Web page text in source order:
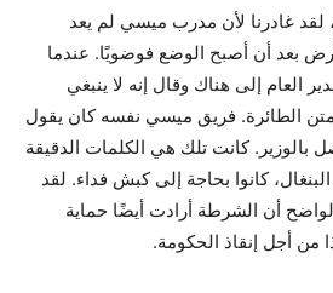
لقد غادرنا لأن مدرب ميسي لم يعد
بعد أن أصبح الوضع فوضويًا. عندما
العام إلى هناك وقال إنه لا ينبغي
الطائرة. فريق ميسي نفسه كان يقول
بالوزير. كانت تلك هي الكلمات الدقيقة
كانوا بحاجة إلى كبش فداء. لقد
أن الشرطة أرادت أيضًا حماية
من أجل إنقاذ الحكومة.